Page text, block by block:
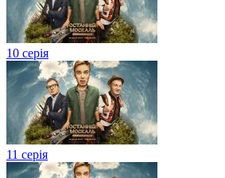
10 серія
11 серія